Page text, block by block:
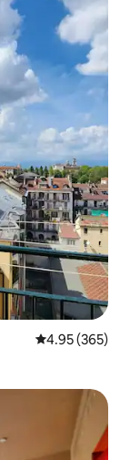
औसत रेटिंग 5 में से
4.95 (365)